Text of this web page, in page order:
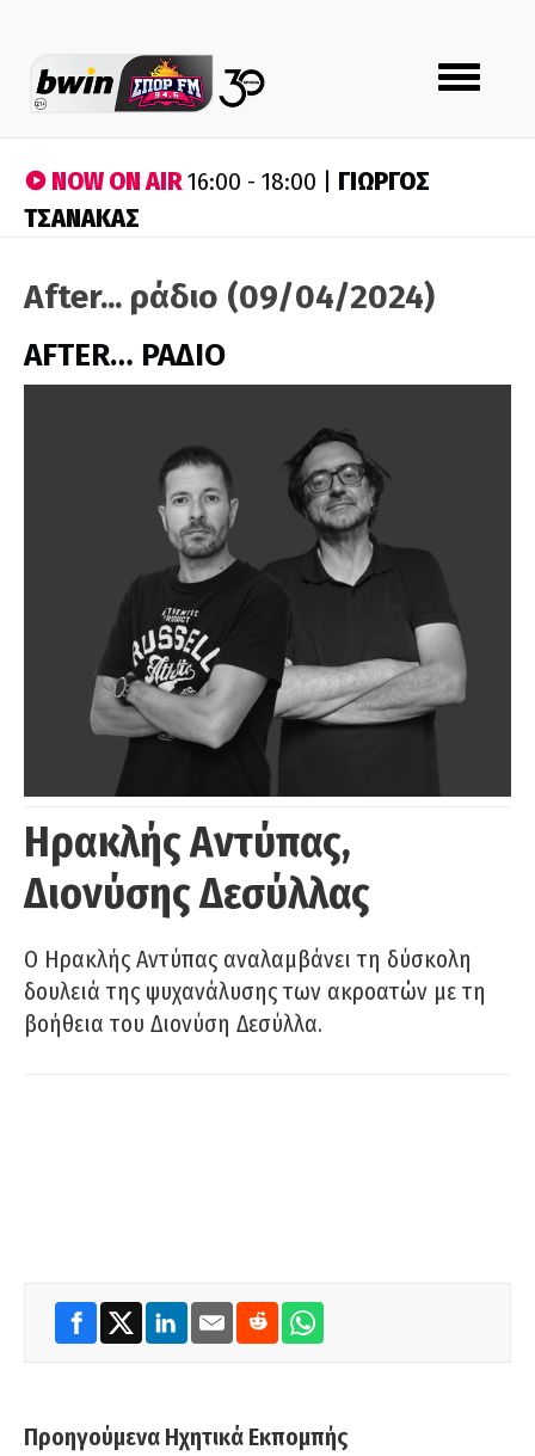
Toggle
navigation
NOW ON AIR16:00 - 18:00 | ΓΙΩΡΓΟΣ
ΤΣΑΝΑΚΑΣ
After... ράδιο (09/04/2024)
AFTER… ΡΑΔΙΟ
Ηρακλής Αντύπας,
Διονύσης Δεσύλλας
Ο Ηρακλής Αντύπας αναλαμβάνει τη δύσκολη
δουλειά της ψυχανάλυσης των ακροατών με τη
βοήθεια του Διονύση Δεσύλλα.
Προηγούμενα Ηχητικά Εκπομπής